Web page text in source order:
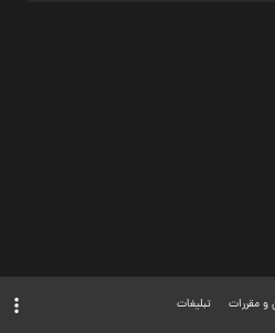
و مقررات تبلیغات